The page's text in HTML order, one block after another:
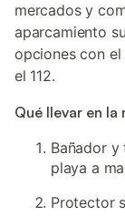
mercados y
aparcamiento
opciones con el
el 112.
Qué llevar en la
Bañador
playa a
Protector